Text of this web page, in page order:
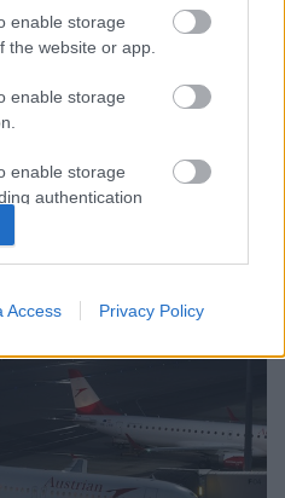
enable storage
the website or app.
enable storage
enable storage
authentication
and other
Access Privacy Policy
reptérre! Egészen
hogyan működnek azok a
egy ideje a
gépek mellett találkozni
hogy valahogy
nem értettem, pontosan